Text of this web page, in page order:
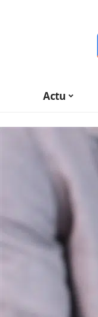
Actu